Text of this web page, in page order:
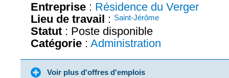
Entreprise : Résidence du Verger
Lieu de travail : Saint-Jérôme
Statut : Poste disponible
Catégorie : Administration
Voir plus d'offres d'emplois